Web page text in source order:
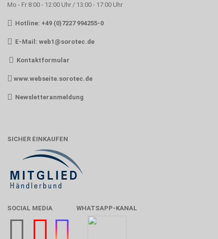
Mo - Fr 8:00 - 12:00 Uhr / 13:00 - 17:00 Uhr
Hotline: +49 (0)7227 994255-0
E-Mail: web1@sorotec.de
Kontaktformular
www.webseite.sorotec.de
Newsletteranmeldung
SICHER EINKAUFEN
SOCIAL MEDIA WHATSAPP-KANAL